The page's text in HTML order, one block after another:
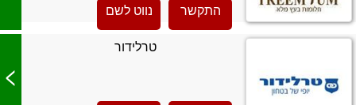
התקשר נווט לשם
טרלידור
>